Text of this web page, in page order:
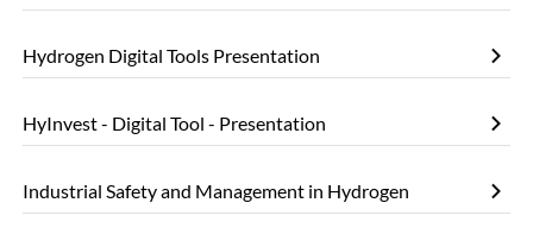
Hydrogen Digital Tools Presentation
HyInvest - Digital Tool - Presentation
Industrial Safety and Management in Hydrogen